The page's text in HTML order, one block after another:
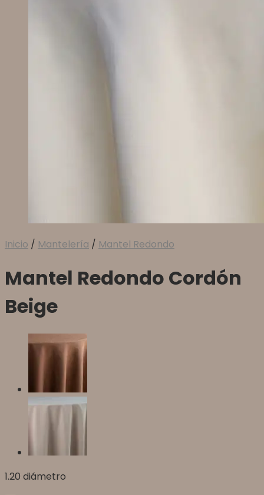
Inicio / Mantelería / Mantel Redondo
Mantel Redondo Cordón
Beige
1.20 diámetro